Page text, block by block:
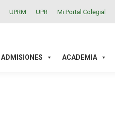
UPRM UPR Mi Portal Colegial
ADMISIONES ACADEMIA